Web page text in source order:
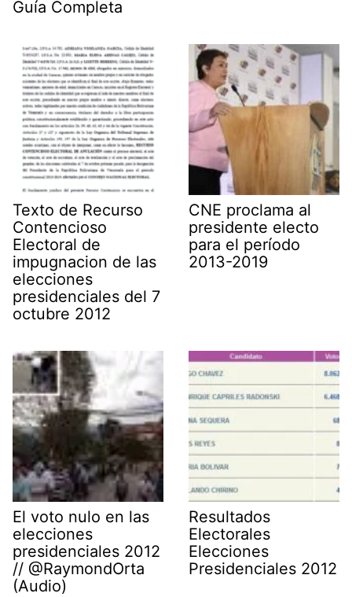
Guía Completa
Texto de Recurso
Contencioso
Electoral de
impugnacion de las
elecciones
presidenciales del 7
octubre 2012
CNE proclama al
presidente electo
para el período
2013-2019
El voto nulo en las
elecciones
presidenciales 2012
// @RaymondOrta
(Audio)
Resultados
Electorales
Elecciones
Presidenciales 2012